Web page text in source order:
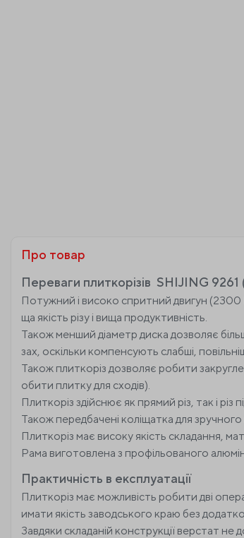
Про товар
Переваги плиткорізів SHIJING
Потужний і високо спритний двигун (2300
ща якість різу і вища продуктивність.
Також менший діаметр диска дозволяє
зах, оскільки компенсують слабші,
Також плиткоріз дозволяє робити
обити плитку для сходів).
Плиткоріз здійснює як прямий різ, так і
Також передбачені коліщатка для зручного
Плиткоріз має високу якість складання,
Рама виготовлена з профільованого
Практичність в експлуатації
Плиткоріз має можливість робити дві
имати якість заводського краю без
Завдяки складаній конструкції верстат